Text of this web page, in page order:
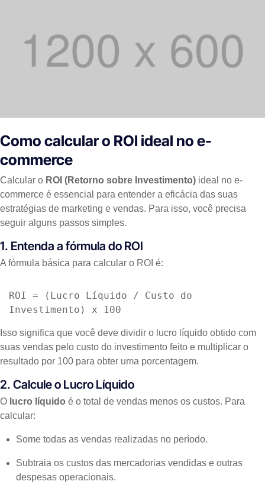
Como calcular o ROI ideal no e-
commerce
Calcular o ROI (Retorno sobre Investimento) ideal no e-
commerce é essencial para entender a eficácia das suas
estratégias de marketing e vendas. Para isso, você precisa
seguir alguns passos simples.
1. Entenda a fórmula do ROI
A fórmula básica para calcular o ROI é:
ROI = (Lucro Líquido / Custo do
Investimento) x 100
Isso significa que você deve dividir o lucro líquido obtido com
suas vendas pelo custo do investimento feito e multiplicar o
resultado por 100 para obter uma porcentagem.
2. Calcule o Lucro Líquido
O lucro líquido é o total de vendas menos os custos. Para
calcular:
Some todas as vendas realizadas no período.
Subtraia os custos das mercadorias vendidas e outras
despesas operacionais.